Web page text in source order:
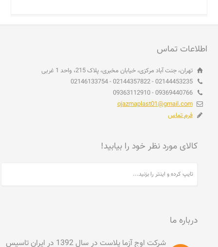
اطلاعات تماس
تهران، جنت آباد مرکزی، خیابان مخبری، پلاک 215، واحد 1 غربی
02144453235 - 02144357822 - 02146133754
09369440766 - 09363112910
ojazmaplast01@gmail.com
فرم تماس
کالای مورد نظر خود را بیابید!
درباره ما
شرکت اوج آزما پلاست در سال 1392 در ایران تاسیس